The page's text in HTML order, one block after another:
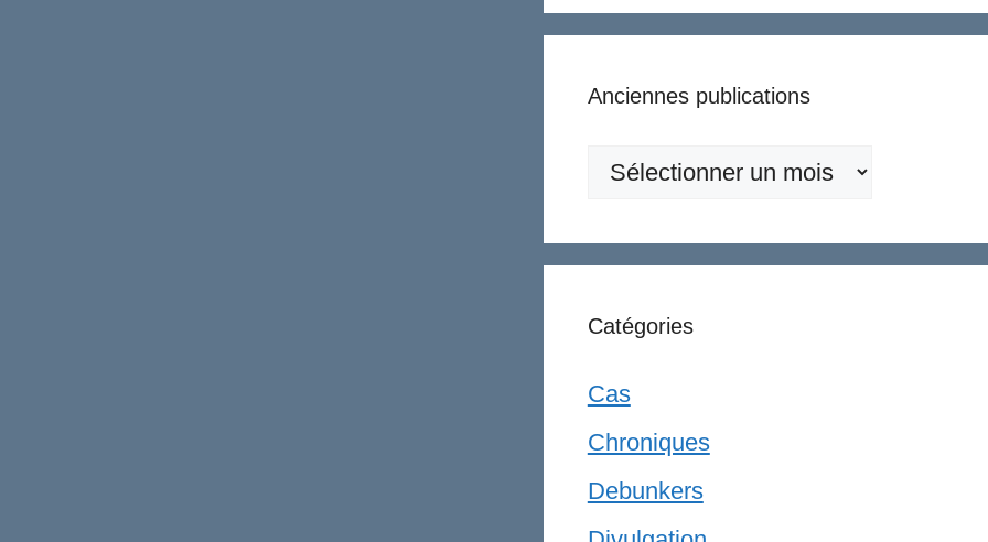
Anciennes publications
Anciennes
Catégories
Cas
Chroniques
Debunkers